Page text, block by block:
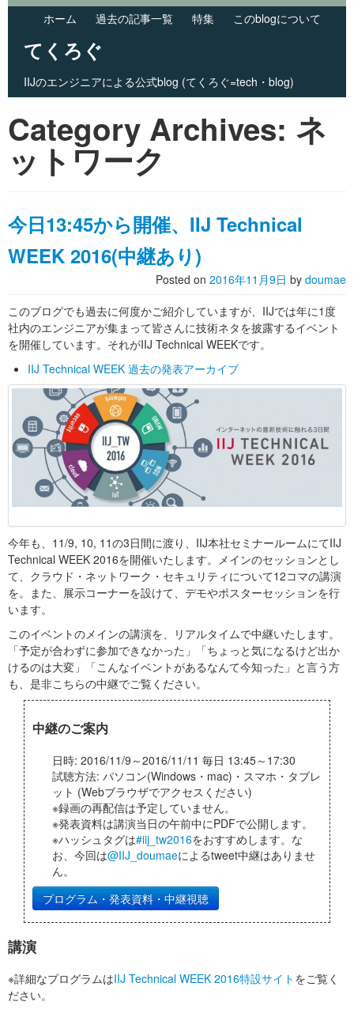
ホーム 過去の記事一覧 特集 このblogについて
てくろぐ
IIJのエンジニアによる公式blog (てくろぐ=tech・blog)
Main menu
Category Archives: ネ
ットワーク
今日13:45から開催、IIJ Technical
WEEK 2016(中継あり)
Posted on 2016年11月9日 by doumae
このブログでも過去に何度かご紹介していますが、IIJでは年に1度
社内のエンジニアが集まって皆さんに技術ネタを披露するイベント
を開催しています。それがIIJ Technical WEEKです。
IIJ Technical WEEK 過去の発表アーカイブ
今年も、11/9, 10, 11の3日間に渡り、IIJ本社セミナールームにてIIJ
Technical WEEK 2016を開催いたします。メインのセッションとし
て、クラウド・ネットワーク・セキュリティについて12コマの講演
を。また、展示コーナーを設けて、デモやポスターセッションを行
います。
このイベントのメインの講演を、リアルタイムで中継いたします。
「予定が合わずに参加できなかった」「ちょっと気になるけど出か
けるのは大変」「こんなイベントがあるなんて今知った」と言う方
も、是非こちらの中継でご覧ください。
中継のご案内
日時: 2016/11/9～2016/11/11 毎日 13:45～17:30
試聴方法: パソコン(Windows・mac)・スマホ・タブレ
ット (Webブラウザでアクセスください)
※録画の再配信は予定していません。
※発表資料は講演当日の午前中にPDFで公開します。
※ハッシュタグは#iij_tw2016をおすすめします。な
お、今回は@IIJ_doumaeによるtweet中継はありませ
ん。
プログラム・発表資料・中継視聴
講演
※詳細なプログラムはIIJ Technical WEEK 2016特設サイト をご覧く
ださい。